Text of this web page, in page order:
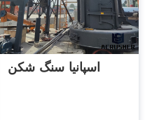
اسپانیا سنگ شکن